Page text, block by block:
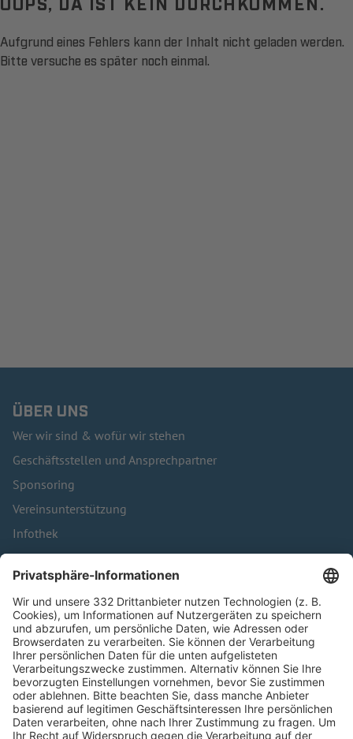
Aufgrund eines Fehlers kann der Inhalt nicht geladen werden.
Bitte versuche es später noch einmal.
ÜBER UNS
Wer wir sind & wofür wir stehen
Geschäftsstellen und Ansprechpartner
Sponsoring
Vereinsunterstützung
Infothek
Kontakt
HÄUFIG BESUCHTE SEITEN
Pässe und Vereinswechsel
Trainerausbildung
Schulungsangebot Vereinsmitarbeiter
BFV-Geschäftsstellen
Trainerbörse